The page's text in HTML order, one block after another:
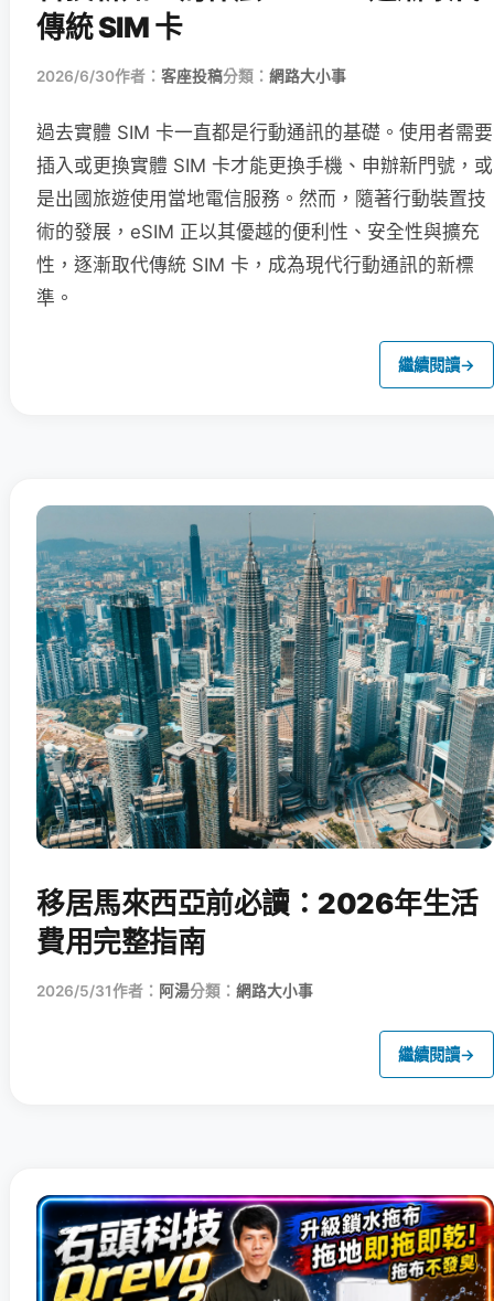
傳統 SIM 卡
2026/6/30作者： 客座投稿分類： 網路大小事
過去實體 SIM 卡一直都是行動通訊的基礎。使用者需要
插入或更換實體 SIM 卡才能更換手機、申辦新門號，或
是出國旅遊使用當地電信服務。然而，隨著行動裝置技
術的發展，eSIM 正以其優越的便利性、安全性與擴充
性，逐漸取代傳統 SIM 卡，成為現代行動通訊的新標
準。
繼續閱讀→
移居馬來西亞前必讀：2026年生活
費用完整指南
2026/5/31作者： 阿湯分類： 網路大小事
繼續閱讀→